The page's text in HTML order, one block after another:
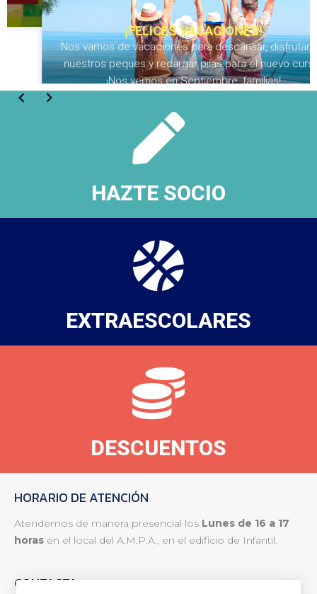
¡FELICES VACACIONES!
Nos vamos de vacaciones para descansar, disfrutar de
nuestros peques y recargar pilas para el nuevo curso.
¡Nos vemos en Septiembre, familias!
HAZTE SOCIO
EXTRAESCOLARES
DESCUENTOS
HORARIO DE ATENCIÓN